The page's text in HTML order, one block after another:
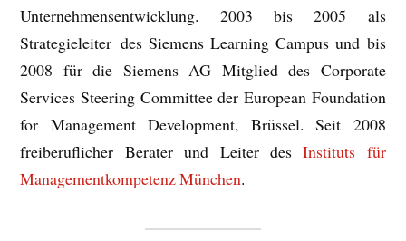
Unternehmensentwicklung. 2003 bis 2005 als
Strategieleiter des Siemens Learning Campus und bis
2008 für die Siemens AG Mitglied des Corporate
Services Steering Committee der European Foundation
for Management Development, Brüssel. Seit 2008
freiberuflicher Berater und Leiter desInstituts für
Managementkompetenz München.